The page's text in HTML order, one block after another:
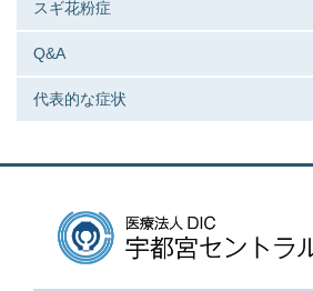
スギ花粉症
Q&A
代表的な症状